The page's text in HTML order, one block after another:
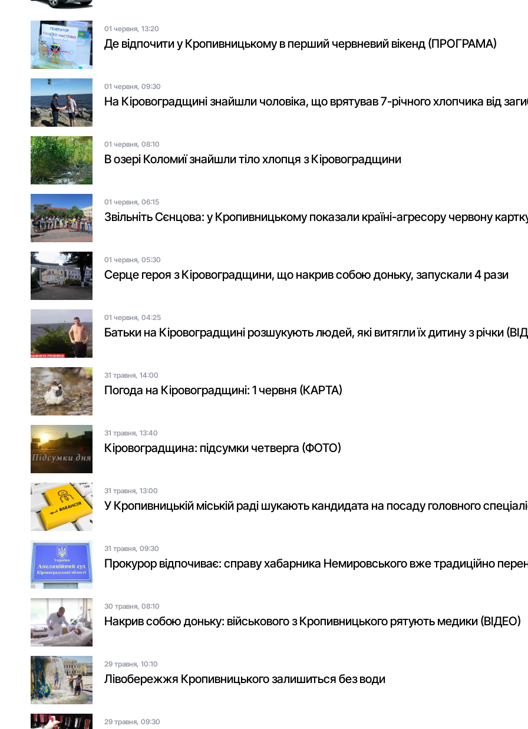
01 червня, 13:20
Де відпочити у Кропивницькому в перший червневий вікенд (ПРОГРАМА)
01 червня, 09:30
На Кіровоградщині знайшли чоловіка, що врятував 7-річного хлопчика від
01 червня, 08:10
В озері Коломиї знайшли тіло хлопця з Кіровоградщини
01 червня, 06:15
Звільніть Сєнцова: у Кропивницькому показали країні-агресору червону
01 червня, 05:30
Серце героя з Кіровоградщини, що накрив собою доньку, запускали 4 рази
01 червня, 04:25
Батьки на Кіровоградщині розшукують людей, які витягли їх дитину з річки
31 травня, 14:00
Погода на Кіровоградщині: 1 червня (КАРТА)
31 травня, 13:40
Кіровоградщина: підсумки четверга (ФОТО)
31 травня, 13:00
У Кропивницькій міській раді шукають кандидата на посаду головного
31 травня, 09:30
Прокурор відпочиває: справу хабарника Немировського вже традиційно
30 травня, 08:10
Накрив собою доньку: військового з Кропивницького рятують медики (ВІДЕО)
29 травня, 10:10
Лівобережжя Кропивницького залишиться без води
29 травня, 09:30